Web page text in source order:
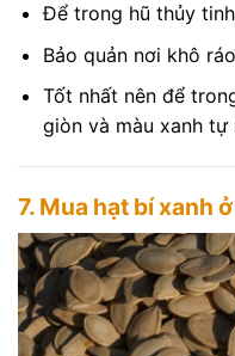
Để trong hũ thủy
Bảo quản nơi khô
Tốt nhất nên để
giòn và màu xanh tự
7. Mua hạt bí xanh